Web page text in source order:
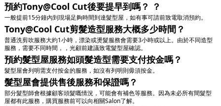
預約Tony@Cool Cut後要提早到嗎？ ？
一般提前15分鐘內到現場足夠時間到達髮型屋，如有事可請前致電取消預約。
Tony@Cool Cut剪髮造型服務大概多少時間？
普通洗剪吹服務大約1小時，漂染或燙髮服務會需要3小時或以上。由於不同造型
服務，需要不同時間，，光顧前建議致電髮型屋確認。
預約髮型屋服務如頭髮造型需要支付按金嗎？
髮型屋會列明需支付按金的服務，如沒有列明則毋須按金。
髮型屋會提供售後服務和保證嗎？
部分髮型師會根據顧客頭髮嘅情況，可能會有補色等服務。因為未必所有間髮型
屋都有此服務，購買服務前可以向相關Salon了解。